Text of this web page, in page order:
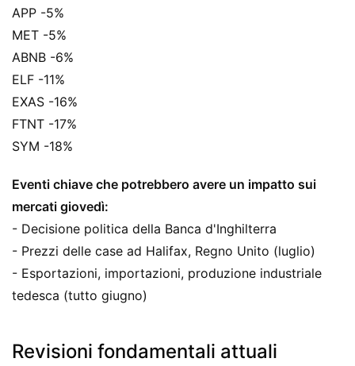
APP -5%
MET -5%
ABNB -6%
ELF -11%
EXAS -16%
FTNT -17%
SYM -18%
Eventi chiave che potrebbero avere un impatto sui
mercati giovedì:
- Decisione politica della Banca d'Inghilterra
- Prezzi delle case ad Halifax, Regno Unito (luglio)
- Esportazioni, importazioni, produzione industriale
tedesca (tutto giugno)
Revisioni fondamentali attuali